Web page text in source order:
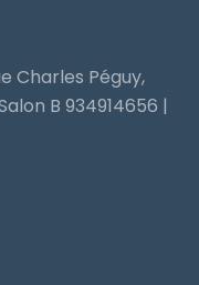
Charles Péguy,
B 934914656 |